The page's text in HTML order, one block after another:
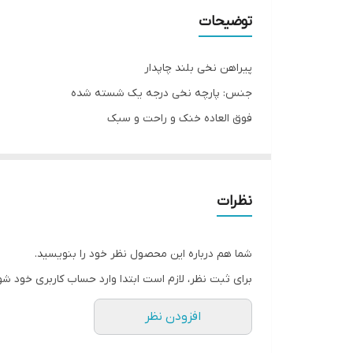
توضیحات
پیراهن نخی بلند چاپدار
جنس: پارچه نخی درجه یک شسته شده
فوق العاده خنک و راحت و سبک
فری سایز
دور سینه ۱۱۰ سانتی متر
نظرات
شما هم درباره این محصول نظر خود را بنویسید.
برای ثبت نظر، لازم است ابتدا وارد حساب کاربری خود
افزودن نظر